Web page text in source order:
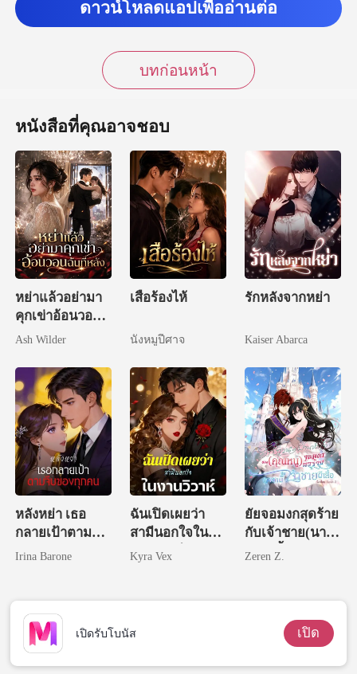
ดาวน์โหลดแอปเพื่ออ่านต่อ
บทก่อนหน้า
หนังสือที่คุณอาจชอบ
หย่าแล้วอย่ามา
คุกเข่าอ้อนวอน
ฉันทีหลัง
Ash Wilder
เสือร้องไห้
นังหมูปีศาจ
รักหลังจากหย่า
Kaiser Abarca
หลังหย่า เธอ
กลายเป้าตามจีบ
ของทุกคน
Irina Barone
ฉันเปิดเผยว่า
สามีนอกใจใน
งานวิวาห์
Kyra Vex
ยัยจอมงกสุดร้าย
กับเจ้าชาย(นาย
เบ๊)ผีเสื้อ
Zeren Z.
เปิดรับโบนัส เปิด